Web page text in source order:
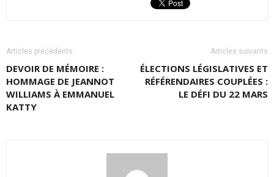
Articles précédents
DEVOIR DE MÉMOIRE :
HOMMAGE DE JEANNOT
WILLIAMS À EMMANUEL
KATTY
Articles suivants
ÉLECTIONS LÉGISLATIVES ET
RÉFÉRENDAIRES COUPLÉES :
LE DÉFI DU 22 MARS